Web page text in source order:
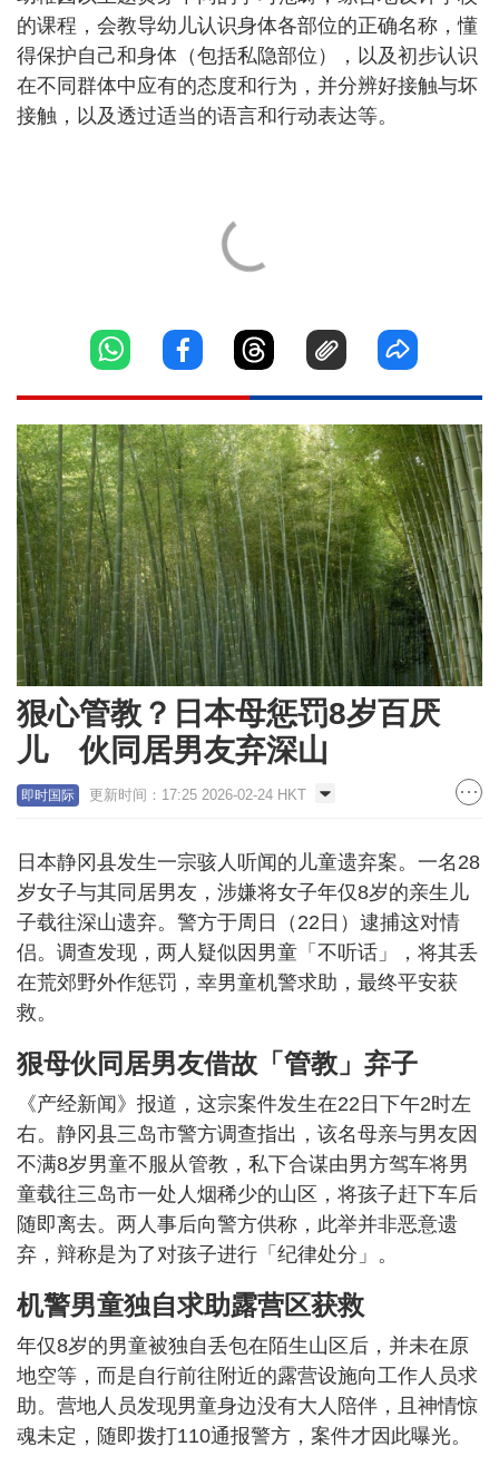
的课程，会教导幼儿认识身体各部位的正确名称，懂
得保护自己和身体（包括私隐部位），以及初步认识
在不同群体中应有的态度和行为，并分辨好接触与坏
接触，以及透过适当的语言和行动表达等。
狠心管教？日本母惩罚8岁百厌
儿 伙同居男友弃深山
即时国际 更新时间：17:25 2026-02-24 HKT
日本静冈县发生一宗骇人听闻的儿童遗弃案。一名28
岁女子与其同居男友，涉嫌将女子年仅8岁的亲生儿
子载往深山遗弃。警方于周日（22日）逮捕这对情
侣。调查发现，两人疑似因男童「不听话」，将其丢
在荒郊野外作惩罚，幸男童机警求助，最终平安获
救。
狠母伙同居男友借故「管教」弃子
《产经新闻》报道，这宗案件发生在22日下午2时左
右。静冈县三岛市警方调查指出，该名母亲与男友因
不满8岁男童不服从管教，私下合谋由男方驾车将男
童载往三岛市一处人烟稀少的山区，将孩子赶下车后
随即离去。两人事后向警方供称，此举并非恶意遗
弃，辩称是为了对孩子进行「纪律处分」。
机警男童独自求助露营区获救
年仅8岁的男童被独自丢包在陌生山区后，并未在原
地空等，而是自行前往附近的露营设施向工作人员求
助。营地人员发现男童身边没有大人陪伴，且神情惊
魂未定，随即拨打110通报警方，案件才因此曝光。